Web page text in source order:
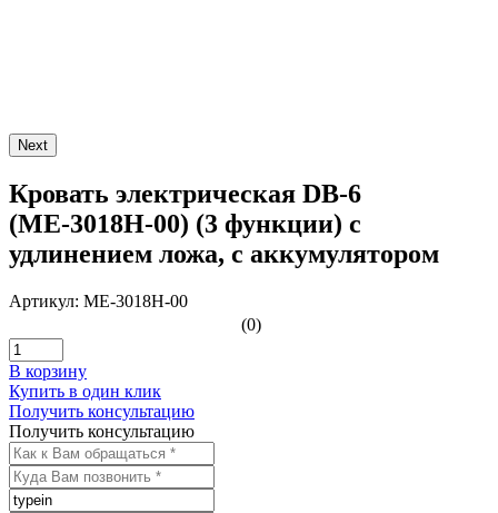
Next
Кровать электрическая DB-6
(MЕ-3018Н-00) (3 функции) с
удлинением ложа, с аккумулятором
Артикул: MЕ-3018Н-00
(0)
В корзину
Купить в один клик
Получить консультацию
Получить консультацию